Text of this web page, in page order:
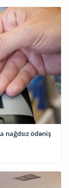
nağdsız ödəniş